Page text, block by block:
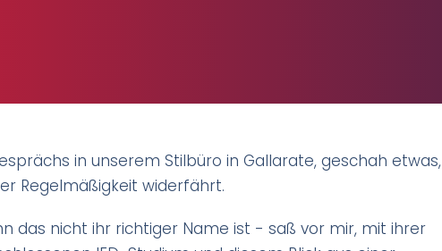
in unserem Stilbüro in Gallarate, geschah etwas,
Regelmäßigkeit widerfährt.
das nicht ihr richtiger Name ist - saß vor mir, mit ihrer